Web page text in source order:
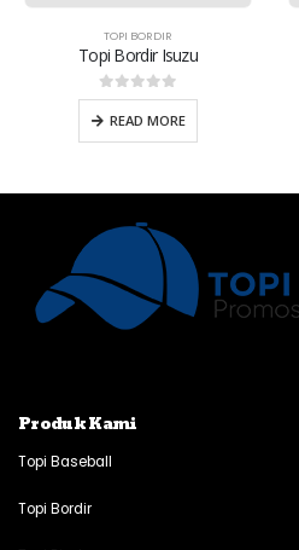
TOPI BORDIR
Topi Bordir Isuzu
0out of 5
READ MORE
Produk Kami
Topi Baseball
Topi Bordir